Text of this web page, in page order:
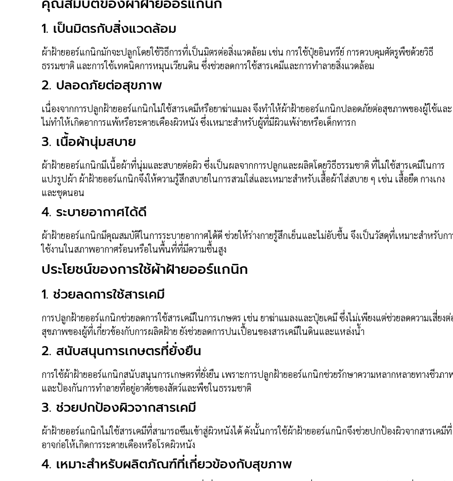
1. เป็นมิตรกับสิ่งแวดล้อม
ผ้าฝ้ายออร์แกนิกมักจะปลูกโดยใช้วิธีการที่เป็นมิตรต่อสิ่งแวดล้อม เช่น การใช้ปุ๋ยอินทรีย์ การควบคุมศัตรูพืชด้วยวิธี
ธรรมชาติ และการใช้เทคนิคการหมุนเวียนดิน ซึ่งช่วยลดการใช้สารเคมีและการทำลายสิ่งแวดล้อม
2. ปลอดภัยต่อสุขภาพ
เนื่องจากการปลูกฝ้ายออร์แกนิกไม่ใช้สารเคมีหรือยาฆ่าแมลง จึงทำให้ผ้าฝ้ายออร์แกนิกปลอดภัยต่อสุขภาพของผู้ใช้และ
ไม่ทำให้เกิดอาการแพ้หรือระคายเคืองผิวหนัง ซึ่งเหมาะสำหรับผู้ที่มีผิวแพ้ง่ายหรือเด็กทารก
3. เนื้อผ้านุ่มสบาย
ผ้าฝ้ายออร์แกนิกมีเนื้อผ้าที่นุ่มและสบายต่อผิว ซึ่งเป็นผลจากการปลูกและผลิตโดยวิธีธรรมชาติ ที่ไม่ใช้สารเคมีในการ
แปรรูปผ้า ผ้าฝ้ายออร์แกนิกจึงให้ความรู้สึกสบายในการสวมใส่และเหมาะสำหรับเสื้อผ้าใส่สบาย ๆ เช่น เสื้อยืด กางเกง
และชุดนอน
4. ระบายอากาศได้ดี
ผ้าฝ้ายออร์แกนิกมีคุณสมบัติในการระบายอากาศได้ดี ช่วยให้ร่างกายรู้สึกเย็นและไม่อับชื้น จึงเป็นวัสดุที่เหมาะสำหรับก
ใช้งานในสภาพอากาศร้อนหรือในพื้นที่ที่มีความชื้นสูง
ประโยชน์ของการใช้ผ้าฝ้ายออร์แกนิก
1. ช่วยลดการใช้สารเคมี
การปลูกฝ้ายออร์แกนิกช่วยลดการใช้สารเคมีในการเกษตร เช่น ยาฆ่าแมลงและปุ๋ยเคมี ซึ่งไม่เพียงแต่ช่วยลดความเสี่ยงต่
สุขภาพของผู้ที่เกี่ยวข้องกับการผลิตฝ้าย ยังช่วยลดการปนเปื้อนของสารเคมีในดินและแหล่งน้ำ
2. สนับสนุนการเกษตรที่ยั่งยืน
การใช้ผ้าฝ้ายออร์แกนิกสนับสนุนการเกษตรที่ยั่งยืน เพราะการปลูกฝ้ายออร์แกนิกช่วยรักษาความหลากหลายทางชีวภา
และป้องกันการทำลายที่อยู่อาศัยของสัตว์และพืชในธรรมชาติ
3. ช่วยปกป้องผิวจากสารเคมี
ผ้าฝ้ายออร์แกนิกไม่ใช้สารเคมีที่สามารถซึมเข้าสู่ผิวหนังได้ ดังนั้นการใช้ผ้าฝ้ายออร์แกนิกจึงช่วยปกป้องผิวจากสารเคมีที่
อาจก่อให้เกิดการระคายเคืองหรือโรคผิวหนัง
4. เหมาะสำหรับผลิตภัณฑ์ที่เกี่ยวข้องกับสุขภาพ